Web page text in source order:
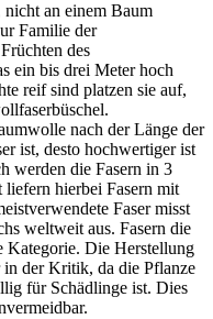
an einem Baum
Familie der
des
ein bis drei Meter hoch
reif sind platzen sie auf,
nach der Länge der
ist, desto hochwertiger ist
werden die Fasern in 3
liefern hierbei Fasern mit
Faser misst
weltweit aus. Fasern die
Kategorie. Die Herstellung
der Kritik, da die Pflanze
für Schädlinge ist. Dies